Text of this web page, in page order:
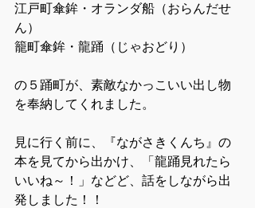
江戸町傘鉾・オランダ船（おらんだせ
ん）
籠町傘鉾・龍踊（じゃおどり）
の５踊町が、素敵なかっこいい出し物
を奉納してくれました。
見に行く前に、『ながさきくんち』の
本を見てから出かけ、「龍踊見れたら
いいね～！」などど、話をしながら出
発しました！！